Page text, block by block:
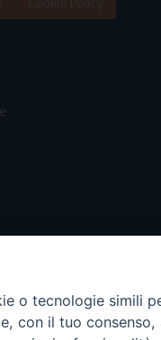
o tecnologie simili
con il tuo consenso,